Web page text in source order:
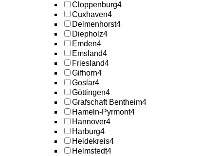
Cloppenburg4
Cuxhaven4
Delmenhorst4
Diepholz4
Emden4
Emsland4
Friesland4
Gifhorn4
Goslar4
Göttingen4
Grafschaft Bentheim4
Hameln-Pyrmont4
Hannover4
Harburg4
Heidekreis4
Helmstedt4